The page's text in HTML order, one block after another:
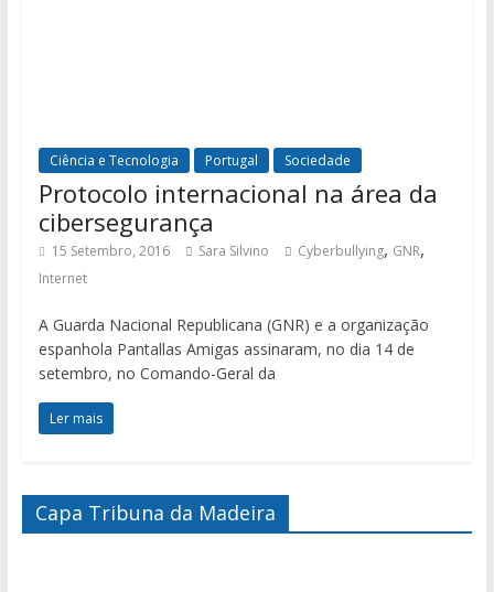
Ciência e Tecnologia Portugal Sociedade
Protocolo internacional na área da
cibersegurança
15 Setembro, 2016 Sara Silvino Cyberbullying, GNR,
Internet
A Guarda Nacional Republicana (GNR) e a organização
espanhola Pantallas Amigas assinaram, no dia 14 de
setembro, no Comando-Geral da
Ler mais
Capa Tribuna da Madeira